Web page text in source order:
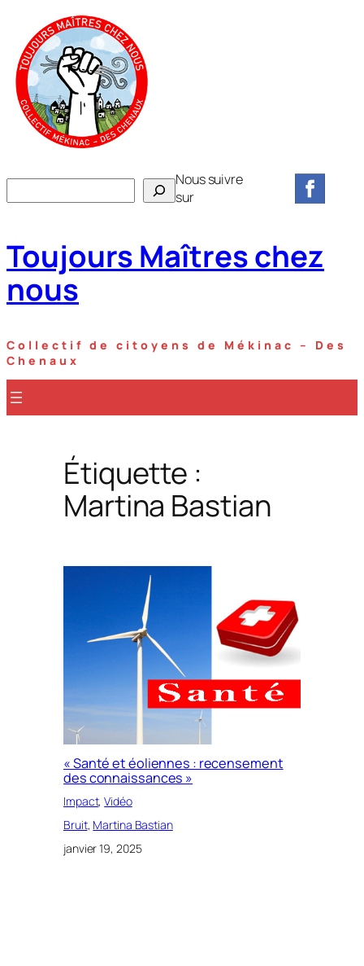
contenu
e
h
e
r
c
e
r
Nous suivre
sur
Toujours Maîtres chez
nous
Collectif de citoyens de Mékinac – Des
Chenaux
Étiquette :
Martina Bastian
« Santé et éoliennes : recensement
des connaissances »
Impact, Vidéo
Bruit, Martina Bastian
janvier 19, 2025